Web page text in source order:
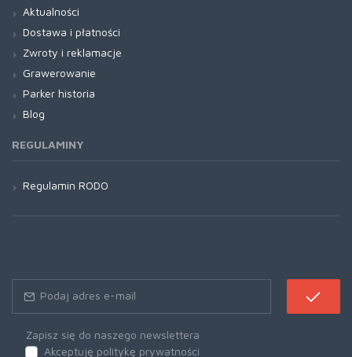
Aktualności
Dostawa i płatności
Zwroty i reklamacje
Grawerowanie
Parker historia
Blog
REGULAMINY
Regulamin RODO
Zapisz się do naszego newslettera
Akceptuję politykę prywatności